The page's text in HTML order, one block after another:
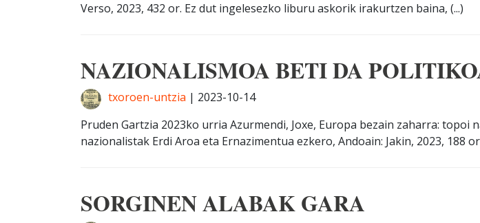
Verso, 2023, 432 or. Ez dut ingelesezko liburu askorik irakurtzen baina, (...)
NAZIONALISMOA BETI DA
txoroen-untzia | 2023-10-14
Pruden Gartzia 2023ko urria Azurmendi, Joxe, Europa bezain zaharra: topoi
nazionalistak Erdi Aroa eta Ernazimentua ezkero, Andoain: Jakin, 2023, 188
SORGINEN ALABAK GARA